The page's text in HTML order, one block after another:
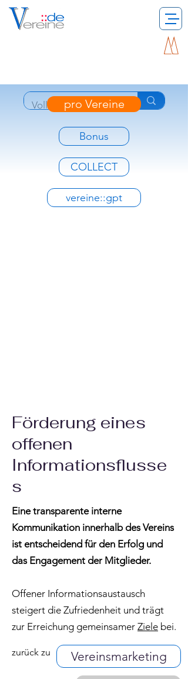
pro Vereine
Bonus
COLLECT
vereine::gpt
Förderung eines
offenen
Informationsflusse
s
Eine transparente interne
Kommunikation innerhalb des Vereins
ist entscheidend für den Erfolg und
das Engagement der Mitglieder.
Offener Informationsaustausch
steigert die Zufriedenheit und trägt
zur Erreichung gemeinsamer Ziele bei.
zurück zu Vereinsmarketing